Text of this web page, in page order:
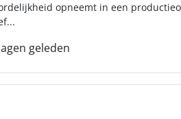
opneemt in een
geleden